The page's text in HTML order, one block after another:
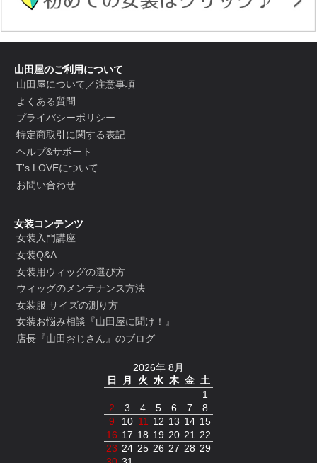
山田屋のご利用について
山田屋について／注意事項
よくある質問
プライバシーポリシー
特定商取引に関する表記
ヘルプ&サポート
T's LOVEについて
お問い合わせ
女装コンテンツ
女装入門講座
女装Q&A
女装用ウィッグの選び方
ウィッグのメンテナンス方法
女装服 サイズの測り方
女装お悩み相談『山田屋に聞け！』
店長『山田おじさん』のブログ
2026年 8月
日
月 火 水 木 金 土
1
2
3 4 5 6 7
8
9
10 11 12 13 14 15
16 17 18 19 20 21
22
23 24 25 26 27 28 29